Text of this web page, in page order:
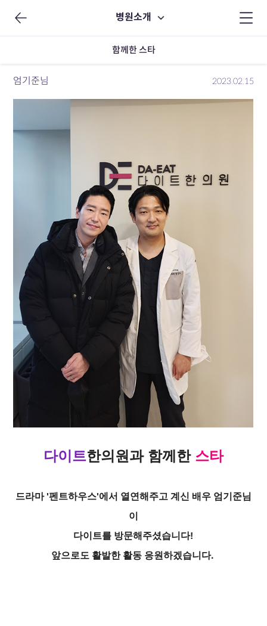
병원소개
함께한 스타
엄기준님 2023.02.15
다이트한의원과 함께한 스타
드라마 '펜트하우스'에서 열연해주고 계신 배우 엄기준님
이
다이트를 방문해주셨습니다!
앞으로도 활발한 활동 응원하겠습니다.